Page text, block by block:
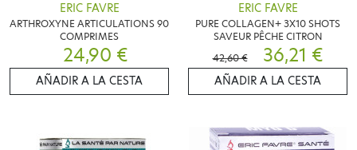
ERIC FAVRE
ARTHROXYNE ARTICULATIONS 90
COMPRIMES
24,90 €
AÑADIR A LA CESTA
ERIC FAVRE
PURE COLLAGEN+ 3X10 SHOTS
SAVEUR PÊCHE CITRON
42,60 €
36,21 €
AÑADIR A LA CESTA